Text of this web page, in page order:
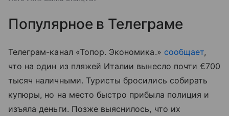
Популярное в Телеграме
Телеграм-канал «Топор. Экономика.» сообщает,
что на один из пляжей Италии вынесло почти €700
тысяч наличными. Туристы бросились собирать
купюры, но на место быстро прибыла полиция и
изъяла деньги. Позже выяснилось, что их